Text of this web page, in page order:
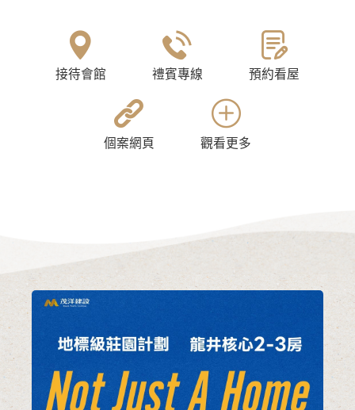
接待會館 禮賓專線 預約看屋
個案網頁 觀看更多